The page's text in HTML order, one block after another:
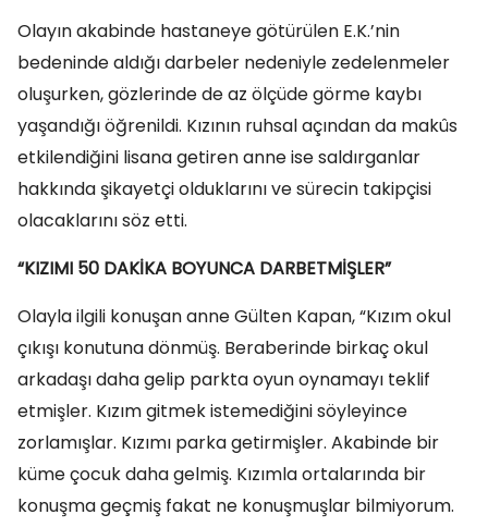
Olayın akabinde hastaneye götürülen E.K.’nin
bedeninde aldığı darbeler nedeniyle zedelenmeler
oluşurken, gözlerinde de az ölçüde görme kaybı
yaşandığı öğrenildi. Kızının ruhsal açından da makûs
etkilendiğini lisana getiren anne ise saldırganlar
hakkında şikayetçi olduklarını ve sürecin takipçisi
olacaklarını söz etti.
“KIZIMI 50 DAKİKA BOYUNCA DARBETMİŞLER”
Olayla ilgili konuşan anne Gülten Kapan, “Kızım okul
çıkışı konutuna dönmüş. Beraberinde birkaç okul
arkadaşı daha gelip parkta oyun oynamayı teklif
etmişler. Kızım gitmek istemediğini söyleyince
zorlamışlar. Kızımı parka getirmişler. Akabinde bir
küme çocuk daha gelmiş. Kızımla ortalarında bir
konuşma geçmiş fakat ne konuşmuşlar bilmiyorum.